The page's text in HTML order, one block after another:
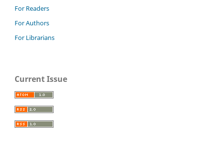
For Readers
For Authors
For Librarians
Current Issue